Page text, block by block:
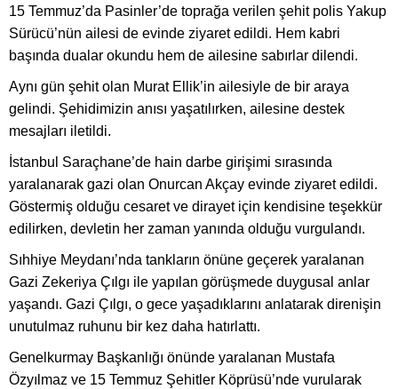
15 Temmuz’da Pasinler’de toprağa verilen şehit polis Yakup
Sürücü’nün ailesi de evinde ziyaret edildi. Hem kabri
başında dualar okundu hem de ailesine sabırlar dilendi.
Aynı gün şehit olan Murat Ellik’in ailesiyle de bir araya
gelindi. Şehidimizin anısı yaşatılırken, ailesine destek
mesajları iletildi.
İstanbul Saraçhane’de hain darbe girişimi sırasında
yaralanarak gazi olan Onurcan Akçay evinde ziyaret edildi.
Göstermiş olduğu cesaret ve dirayet için kendisine teşekkür
edilirken, devletin her zaman yanında olduğu vurgulandı.
Sıhhiye Meydanı’nda tankların önüne geçerek yaralanan
Gazi Zekeriya Çılgı ile yapılan görüşmede duygusal anlar
yaşandı. Gazi Çılgı, o gece yaşadıklarını anlatarak direnişin
unutulmaz ruhunu bir kez daha hatırlattı.
Genelkurmay Başkanlığı önünde yaralanan Mustafa
Özyılmaz ve 15 Temmuz Şehitler Köprüsü’nde vurularak